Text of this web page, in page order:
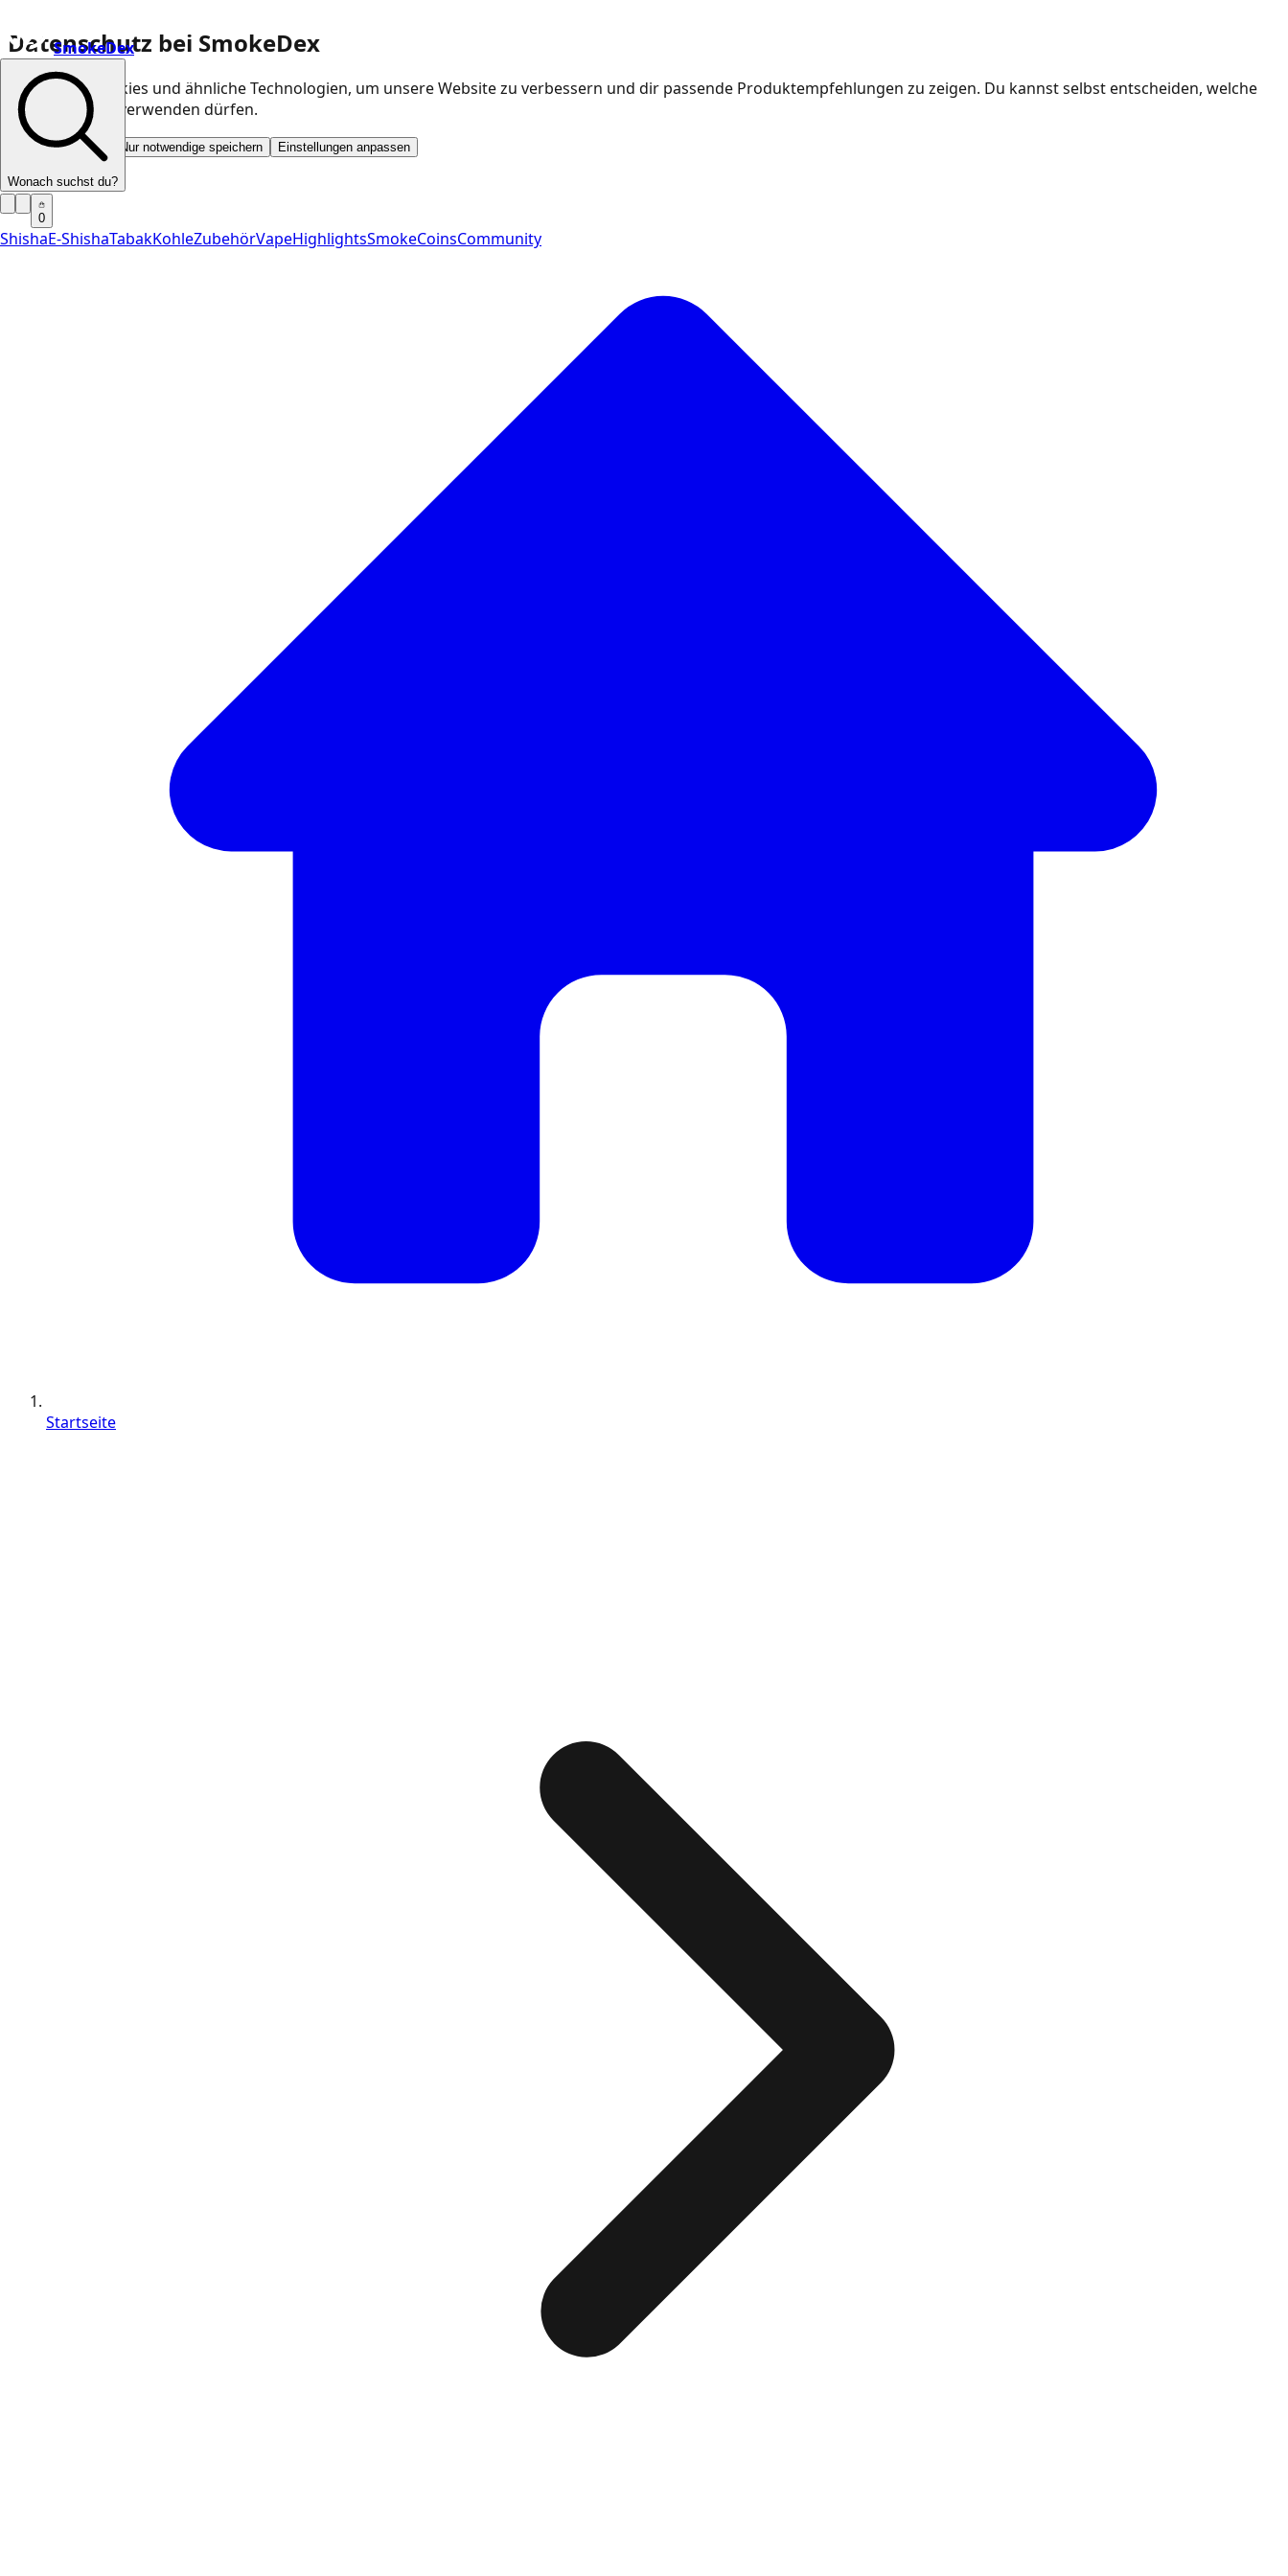
Datenschutz bei SmokeDex
Wir nutzen Cookies und ähnliche Technologien, um unsere Website zu verbessern und dir passende Produktempfehlungen zu zeigen. Du kannst selbst entscheiden, welche
Kategorien wir verwenden dürfen.
Alle akzeptieren Nur notwendige speichern Einstellungen anpassen
SmokeDex
Wonach suchst du?
0
ShishaE-ShishaTabakKohleZubehörVapeHighlightsSmokeCoinsCommunity
Startseite